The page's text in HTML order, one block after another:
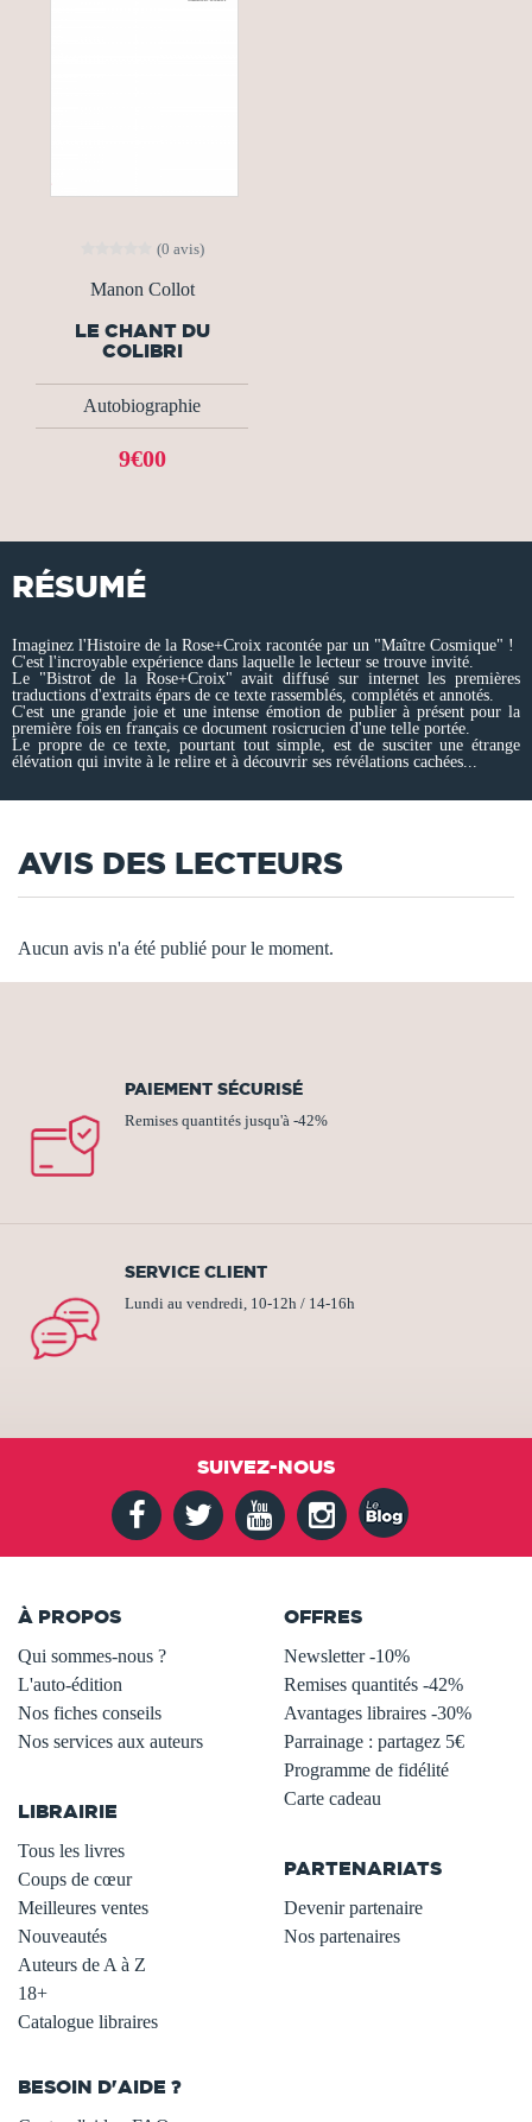
(0 avis)
Manon Collot
LE CHANT DU
COLIBRI
Autobiographie
9€00
RÉSUMÉ
Imaginez l'Histoire de la Rose+Croix racontée par un "Maître Cosmique" !
C'est l'incroyable expérience dans laquelle le lecteur se trouve invité.
Le "Bistrot de la Rose+Croix" avait diffusé sur internet les premières
traductions d'extraits épars de ce texte rassemblés, complétés et annotés.
C'est une grande joie et une intense émotion de publier à présent pour la
première fois en français ce document rosicrucien d'une telle portée.
Le propre de ce texte, pourtant tout simple, est de susciter une étrange
élévation qui invite à le relire et à découvrir ses révélations cachées...
AVIS DES LECTEURS
Aucun avis n'a été publié pour le moment.
PAIEMENT SÉCURISÉ
Remises quantités jusqu'à -42%
SERVICE CLIENT
Lundi au vendredi, 10-12h / 14-16h
SUIVEZ-NOUS
À PROPOS
Qui sommes-nous ?
L'auto-édition
Nos fiches conseils
Nos services aux auteurs
LIBRAIRIE
Tous les livres
Coups de cœur
Meilleures ventes
Nouveautés
Auteurs de A à Z
18+
Catalogue libraires
OFFRES
Newsletter -10%
Remises quantités -42%
Avantages libraires -30%
Parrainage : partagez 5€
Programme de fidélité
Carte cadeau
PARTENARIATS
Devenir partenaire
Nos partenaires
BESOIN D'AIDE ?